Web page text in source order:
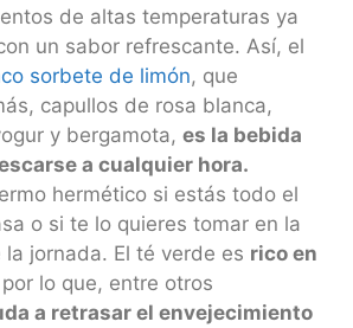
de altas temperaturas ya
un sabor refrescante. Así, el
sorbete de limón, que
capullos de rosa blanca,
y bergamota, es la bebida
a cualquier hora.
hermético si estás todo el
o si te lo quieres tomar en la
jornada. El té verde es rico en
por lo que, entre otros
a retrasar el envejecimiento